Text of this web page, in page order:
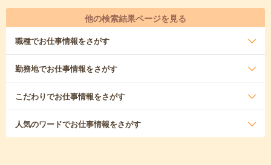
他の検索結果ページを見る
職種でお仕事情報をさがす
勤務地でお仕事情報をさがす
こだわりでお仕事情報をさがす
人気のワードでお仕事情報をさがす